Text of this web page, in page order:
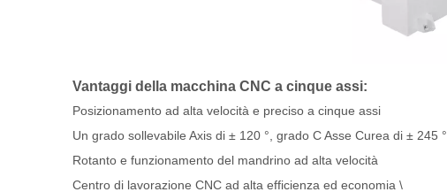
Vantaggi della macchina CNC a cinque assi:
Posizionamento ad alta velocità e preciso a cinque assi
Un grado sollevabile Axis di ± 120 °, grado C Asse Curea di ± 245 °
Rotanto e funzionamento del mandrino ad alta velocità
Centro di lavorazione CNC ad alta efficienza ed economia \